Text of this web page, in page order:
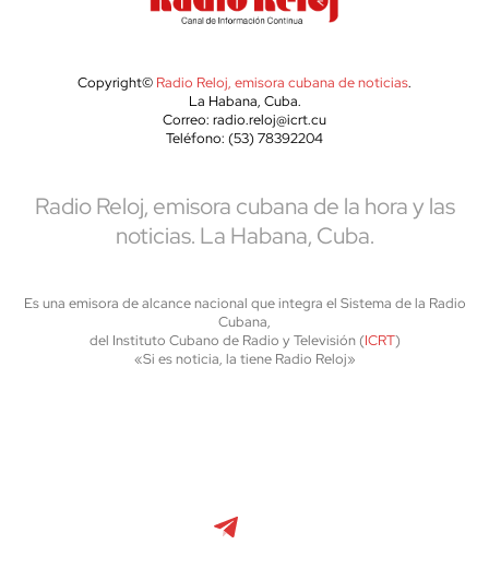
Copyright© Radio Reloj, emisora cubana de noticias.
La Habana, Cuba.
Correo: radio.reloj@icrt.cu
Teléfono: (53) 78392204
Radio Reloj, emisora cubana de la hora y las
noticias. La Habana, Cuba.
Es una emisora de alcance nacional que integra el Sistema de la Radio
Cubana,
del Instituto Cubano de Radio y Televisión (ICRT)
«Si es noticia, la tiene Radio Reloj»